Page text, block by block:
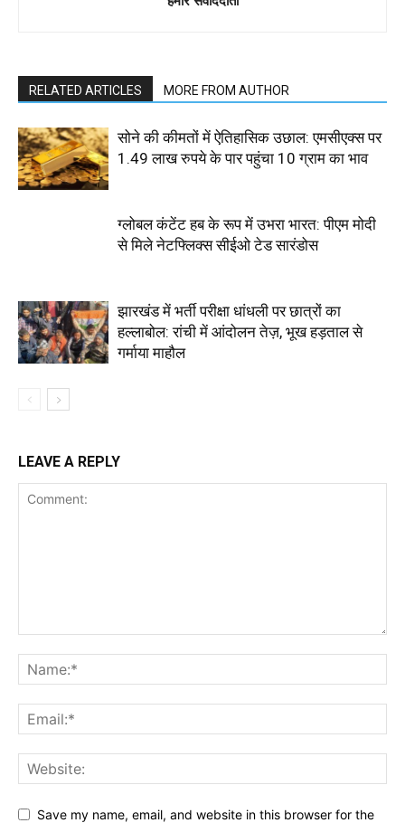
RELATED ARTICLES MORE FROM AUTHOR
सोने की कीमतों में ऐतिहासिक उछाल: एमसीएक्स पर
1.49 लाख रुपये के पार पहुंचा 10 ग्राम का भाव
ग्लोबल कंटेंट हब के रूप में उभरा भारत: पीएम मोदी
से मिले नेटफ्लिक्स सीईओ टेड सारंडोस
झारखंड में भर्ती परीक्षा धांधली पर छात्रों का
हल्लाबोल: रांची में आंदोलन तेज़, भूख हड़ताल से
गर्माया माहौल
LEAVE A REPLY
Save my name, email, and website in this browser for the